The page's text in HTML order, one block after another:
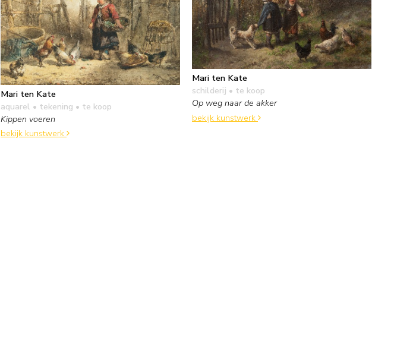
Mari ten Kate
aquarel • tekening • te koop
Kippen voeren
bekijk kunstwerk
Mari ten Kate
schilderij • te koop
Op weg naar de akker
bekijk kunstwerk